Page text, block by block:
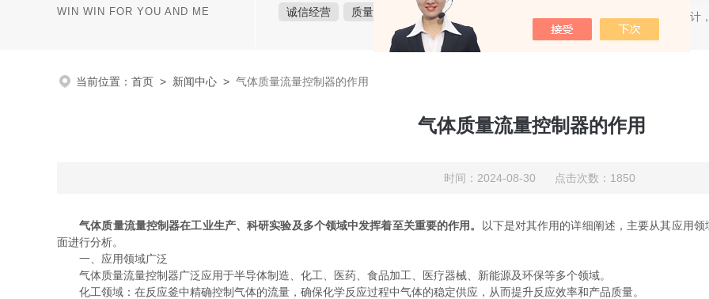
WIN WIN FOR YOU AND ME 诚信经营 质量保障 价格实惠 热门关键词：质量流量计，
当前位置： 首页 > 新闻中心 > 气体质量流量控制器的作用
气体质量流量控制器的作用
时间：2024-08-30 点击次数：1850
气体质量流量控制器在工业生产、科研实验及多个领域中发挥着至关重要的作用。
以下是对其作用的详细阐述，主要从其应用
面进行分析。
一、应用领域广泛
气体质量流量控制器广泛应用于半导体制造、化工、医药、食品加工、医疗器械、新能源及环保等多个领域。
化工领域：在反应釜中精确控制气体的流量，确保化学反应过程中气体的稳定供应，从而提升反应效率和产品质量。